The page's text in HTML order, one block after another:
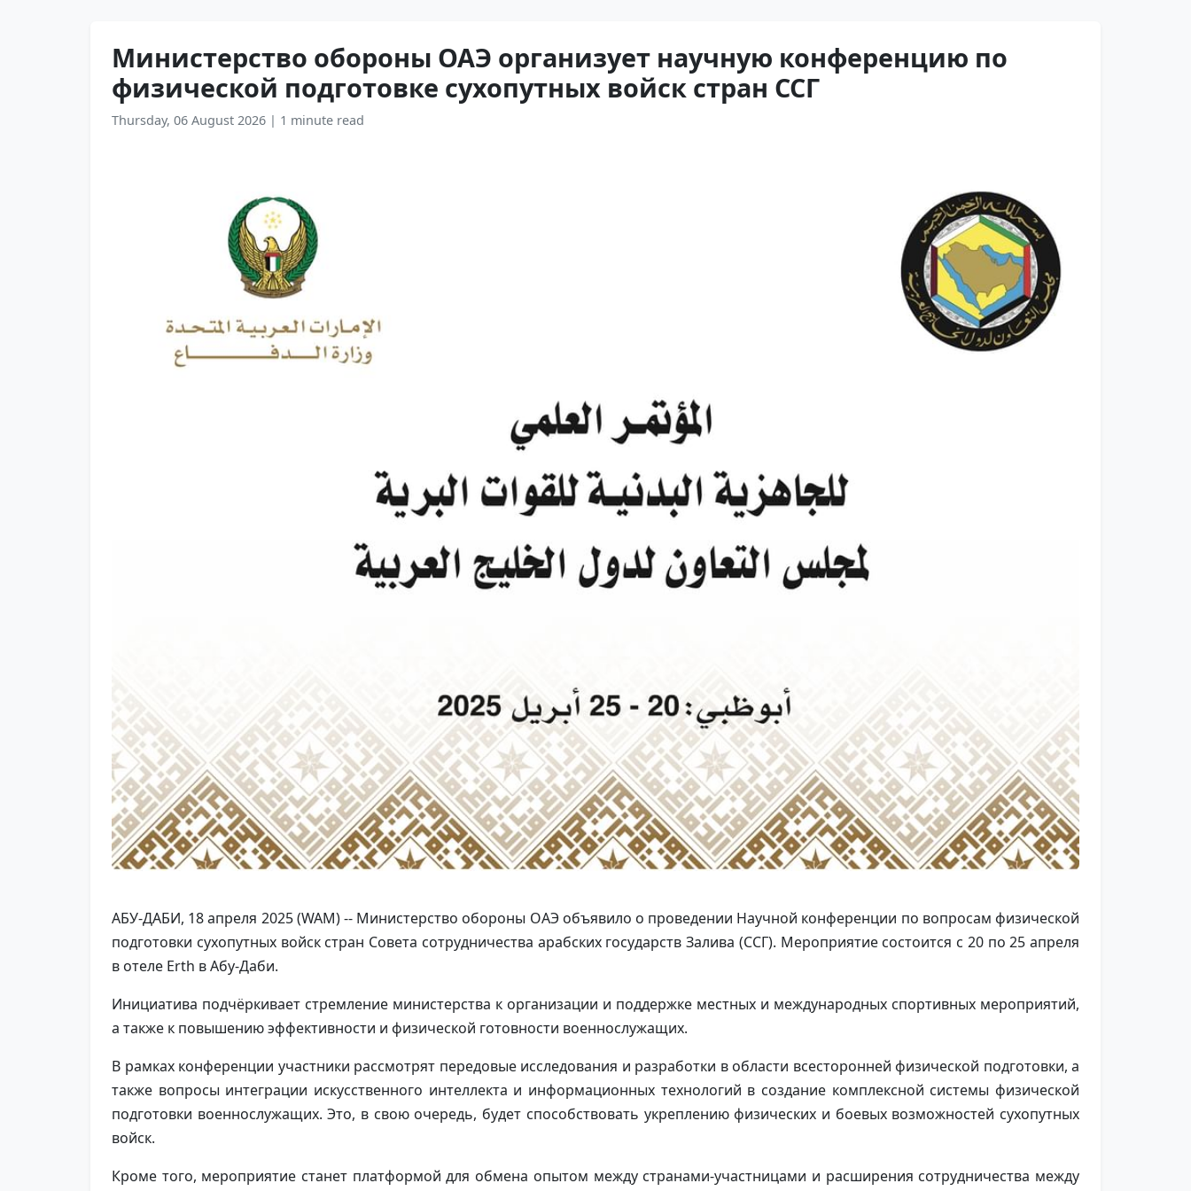
Министерство обороны ОАЭ организует научную конференцию по
физической подготовке сухопутных войск стран ССГ
Thursday, 06 August 2026 | 1 minute read
АБУ-ДАБИ, 18 апреля 2025 (WAM) -- Министерство обороны ОАЭ объявило о проведении Научной конференции по вопросам физической
подготовки сухопутных войск стран Совета сотрудничества арабских государств Залива (ССГ). Мероприятие состоится с 20 по 25 апреля
в отеле Erth в Абу-Даби.
Инициатива подчёркивает стремление министерства к организации и поддержке местных и международных спортивных мероприятий,
а также к повышению эффективности и физической готовности военнослужащих.
В рамках конференции участники рассмотрят передовые исследования и разработки в области всесторонней физической подготовки, а
также вопросы интеграции искусственного интеллекта и информационных технологий в создание комплексной системы физической
подготовки военнослужащих. Это, в свою очередь, будет способствовать укреплению физических и боевых возможностей сухопутных
войск.
Кроме того, мероприятие станет платформой для обмена опытом между странами-участницами и расширения сотрудничества между